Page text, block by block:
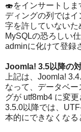
🍣をインサートし
ディングの列では
字を許していないた
MySQLの恐ろしい
adminに化けて登録
Joomla! 3.5以降の
上記は、Joomla!
なって、データベ
グが utf8mb4 に変
3.5.0以降では、
本的にできなくなる